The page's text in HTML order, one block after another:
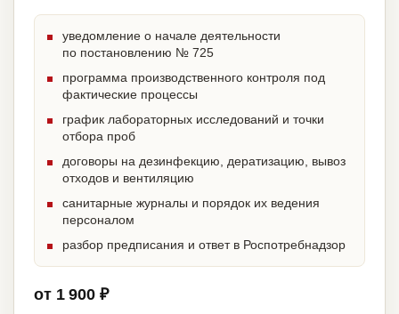
уведомление о начале деятельности
по постановлению № 725
программа производственного контроля под
фактические процессы
график лабораторных исследований и точки
отбора проб
договоры на дезинфекцию, дератизацию, вывоз
отходов и вентиляцию
санитарные журналы и порядок их ведения
персоналом
разбор предписания и ответ в Роспотребнадзор
от 1 900 ₽